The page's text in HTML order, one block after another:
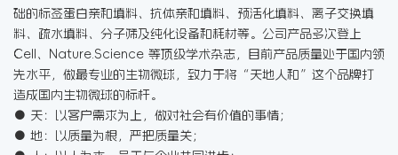
础的标签蛋白亲和填料、抗体亲和填料、预活化填料、离子交换填
料、疏水填料、分子筛及纯化设备和耗材等。公司产品多次登上
Cell、Nature.Science 等顶级学术杂志，目前产品质量处于国内领
先水平，做最专业的生物微球，致力于将“天地人和”这个品牌打
造成国内生物微球的标杆。
● 天：以客户需求为上，做对社会有价值的事情；
● 地：以质量为根，严把质量关；